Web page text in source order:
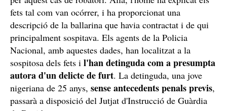
fets tal com van ocórrer, i ha proporcionat una
descripció de la ballarina que havia contractat i de qui
principalment sospitava. Els agents de la Policia
Nacional, amb aquestes dades, han localitzat a la
sospitosa dels fets i l'han detinguda com a presumpta
autora d'un delicte de furt. La detinguda, una jove
nigeriana de 25 anys, sense antecedents penals previs,
passarà a disposició del Jutjat d'Instrucció de Guàrdia